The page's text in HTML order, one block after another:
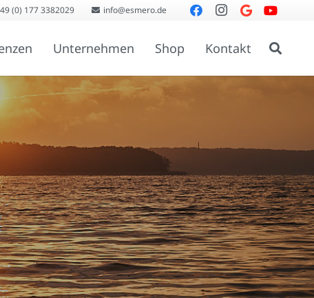
(0) 177 3382029 info@esmero.de
Unternehmen Shop Kontakt